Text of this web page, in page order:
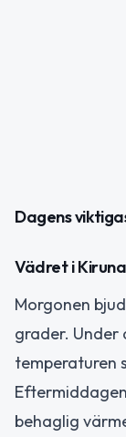
Dagens
Vädret i
Morgonen
grader. Under
temperaturen
behaglig